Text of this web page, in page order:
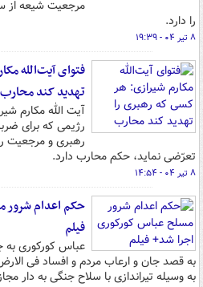
مرجعیت شیعه
را دارد.
۸ تیر ۰۴ - ۱۹:۳۹
فتوای آیت‌الله
تهدید کند
آیت الله مکارم
رژیمی که برای
رهبری و مرجعیت
تعرّضی نماید، حکم محارب دارد.
۸ تیر ۰۴ - ۱۴:۵۴
حکم اعدام شرور
فیلم
عباس کورکوری به
به قصد جان و ارعاب مردم و افساد فی
به وسیله تیراندازی با سلاح جنگی به دار